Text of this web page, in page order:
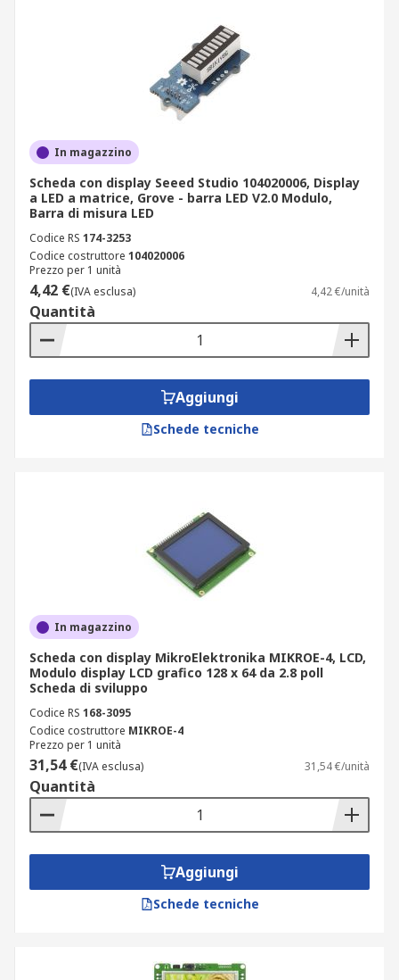
In magazzino
Scheda con display Seeed Studio 104020006, Display
a LED a matrice, Grove - barra LED V2.0 Modulo,
Barra di misura LED
Codice RS 174-3253
Codice costruttore 104020006
Prezzo per 1 unità
4,42 €(IVA esclusa) 4,42 €/unità
Quantità
Aggiungi
Schede tecniche
In magazzino
Scheda con display MikroElektronika MIKROE-4, LCD,
Modulo display LCD grafico 128 x 64 da 2.8 poll
Scheda di sviluppo
Codice RS 168-3095
Codice costruttore MIKROE-4
Prezzo per 1 unità
31,54 €(IVA esclusa) 31,54 €/unità
Quantità
Aggiungi
Schede tecniche